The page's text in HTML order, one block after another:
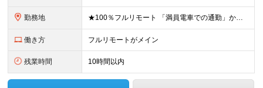
勤務地 ★100％フルリモート 「満員電車での通勤」から卒業できます！ ★転勤なし 【本社】 東京都新宿区神楽坂1-2 研究社英語センタービル3階 本社またはプロジェクト先にて勤務いただきます！ ※プロジ
働き方 フルリモートがメイン
残業時間 10時間以内